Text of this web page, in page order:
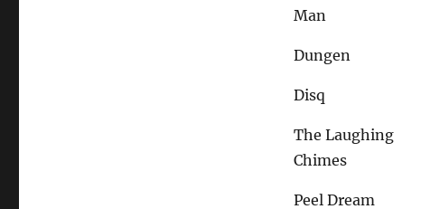
Man
Dungen
Disq
The Laughing
Chimes
Peel Dream